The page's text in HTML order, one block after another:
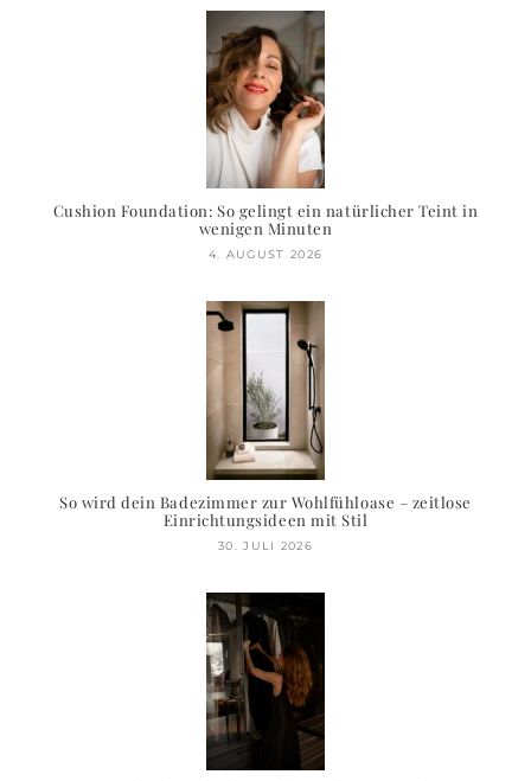
Cushion Foundation: So gelingt ein natürlicher Teint in
wenigen Minuten
4. AUGUST 2026
So wird dein Badezimmer zur Wohlfühloase – zeitlose
Einrichtungsideen mit Stil
30. JULI 2026